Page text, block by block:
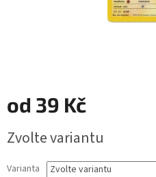
od 39 Kč
cena:
Zvolte variantu
Varianta